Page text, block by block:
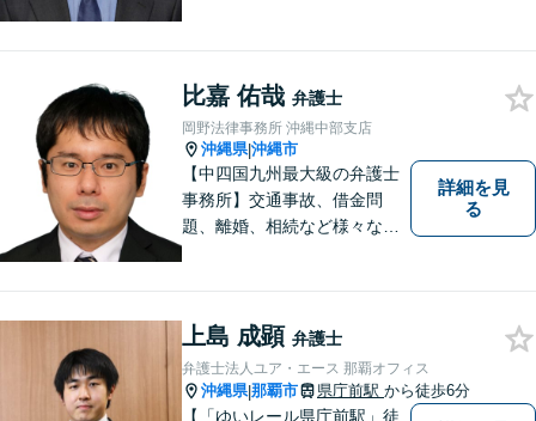
い！
比嘉 佑哉 弁護士
岡野法律事務所 沖縄中部支店
沖縄県|沖縄市
【中四国九州最大級の弁護士
事務所】交通事故、借金問
題、離婚、相続など様々な問
い！
詳細を見
る
上島 成顕 弁護士
弁護士法人ユア・エース 那覇オフィス
沖縄県|那覇市 県庁前駅 から徒歩6分
【「ゆいレール県庁前駅」徒